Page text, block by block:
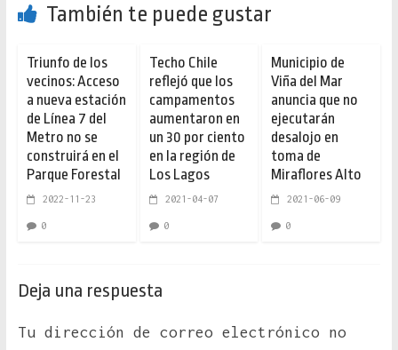
También te puede gustar
Triunfo de los
vecinos: Acceso
a nueva estación
de Línea 7 del
Metro no se
construirá en el
Parque Forestal
2022-11-23
0
Techo Chile
reflejó que los
campamentos
aumentaron en
un 30 por ciento
en la región de
Los Lagos
2021-04-07
0
Municipio de
Viña del Mar
anuncia que no
ejecutarán
desalojo en
toma de
Miraflores Alto
2021-06-09
0
Deja una respuesta
Tu dirección de correo electrónico no